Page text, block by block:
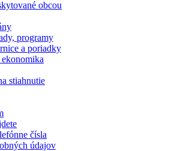
obcou
programy
a poriadky
stiahnutie
čísla
údajov